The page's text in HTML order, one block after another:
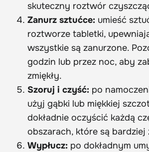
skuteczny roztwór
Zanurz sztućce: umieść
roztworze tabletki,
wszystkie są zanurzone.
godzin lub przez noc, aby
zmiękły.
Szoruj i czyść: po
użyj gąbki lub miękkiej
dokładnie oczyścić każdą
obszarach, które są bardziej
Wypłucz: po dokładnym